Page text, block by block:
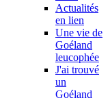
Actualités
en lien
Une vie de
Goéland
leucophée
J'ai trouvé
un
Goéland